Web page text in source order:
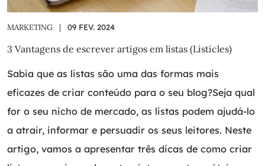
MARKETING | 09 FEV. 2024
3 Vantagens de escrever artigos em listas (Listicles)
Sabia que as listas são uma das formas mais
eficazes de criar conteúdo para o seu blog?Seja qual
for o seu nicho de mercado, as listas podem ajudá-lo
a atrair, informar e persuadir os seus leitores. Neste
artigo, vamos a apresentar três dicas de como criar